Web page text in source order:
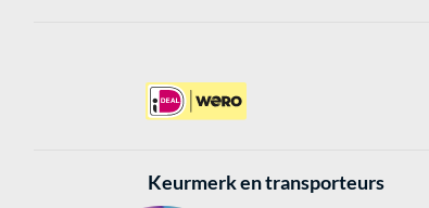
Keurmerk en transporteurs